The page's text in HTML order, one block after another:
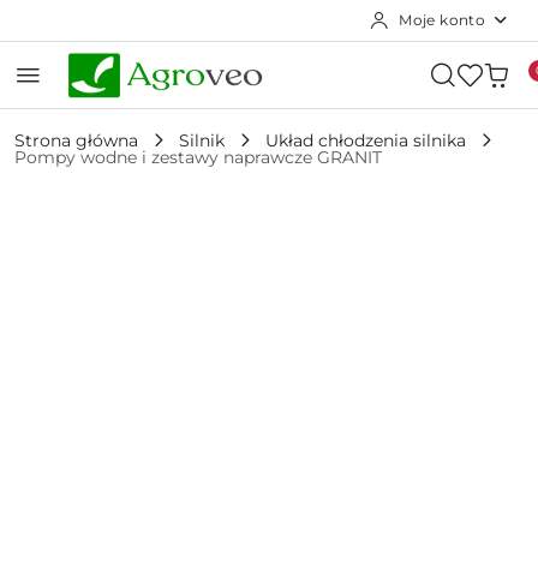
Moje konto
Strona główna Silnik Układ chłodzenia silnika
Pompy wodne i zestawy naprawcze GRANIT